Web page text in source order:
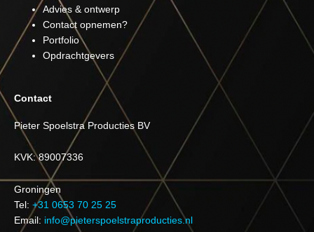
Advies & ontwerp
Contact opnemen?
Portfolio
Opdrachtgevers
Contact
Pieter Spoelstra Producties BV
KVK: 89007336
Groningen
Tel: +31 0653 70 25 25
Email: info@pieterspoelstraproducties.nl